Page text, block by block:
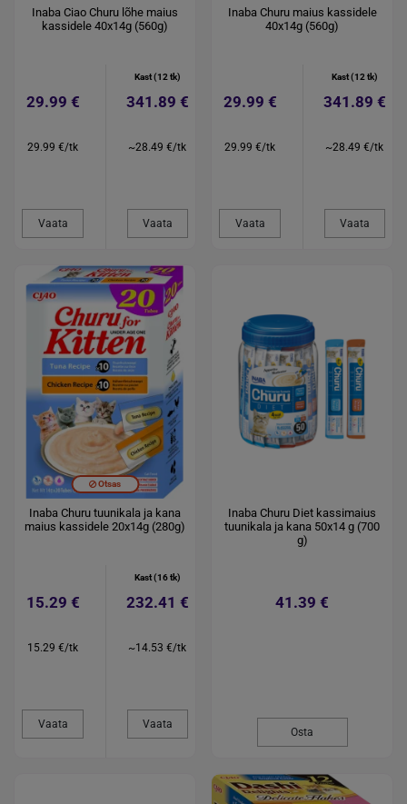
Inaba Ciao Churu lõhe maius
kassidele 40x14g (560g)
29.99 €
29.99 €/tk
Vaata
Kast (12 tk)
341.89 €
~28.49 €/tk
Vaata
Inaba Churu maius kassidele
40x14g (560g)
29.99 €
29.99 €/tk
Vaata
Kast (12 tk)
341.89 €
~28.49 €/tk
Vaata
Otsas
Inaba Churu tuunikala ja kana
maius kassidele 20x14g (280g)
15.29 €
15.29 €/tk
Vaata
Kast (16 tk)
232.41 €
~14.53 €/tk
Vaata
Inaba Churu Diet kassimaius
tuunikala ja kana 50x14 g (700
g)
41.39 €
Osta